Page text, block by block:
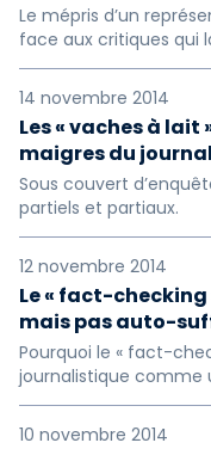
Le mépris d’un
face aux critiques qui
14 novembre 2014
Les « vaches à lait
maigres du
Sous couvert
partiels et partiaux.
12 novembre 2014
Le « fact-checking
mais pas auto-
Pourquoi le « fact-
journalistique comme
10 novembre 2014